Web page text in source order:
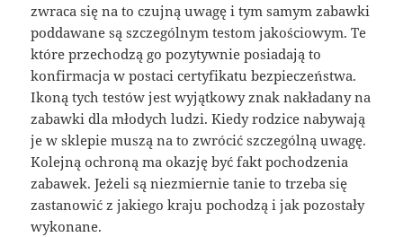
zwraca się na to czujną uwagę i tym samym zabawki
poddawane są szczególnym testom jakościowym. Te
które przechodzą go pozytywnie posiadają to
konfirmacja w postaci certyfikatu bezpieczeństwa.
Ikoną tych testów jest wyjątkowy znak nakładany na
zabawki dla młodych ludzi. Kiedy rodzice nabywają
je w sklepie muszą na to zwrócić szczególną uwagę.
Kolejną ochroną ma okazję być fakt pochodzenia
zabawek. Jeżeli są niezmiernie tanie to trzeba się
zastanowić z jakiego kraju pochodzą i jak pozostały
wykonane.